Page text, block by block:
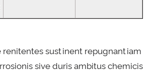
renitentes sustinent repugnantiam
sive duris ambitus chemicis